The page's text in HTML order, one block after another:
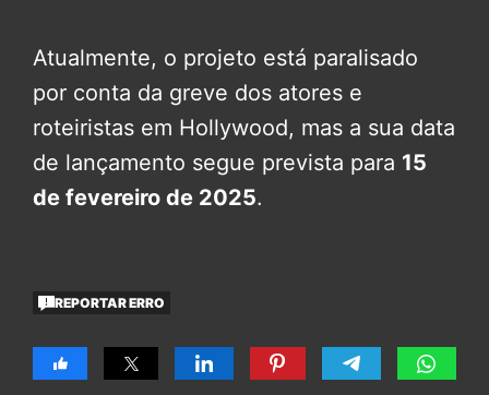
Atualmente, o projeto está paralisado
por conta da greve dos atores e
roteiristas em Hollywood, mas a sua data
de lançamento segue prevista para 15
de fevereiro de 2025.
REPORTAR ERRO